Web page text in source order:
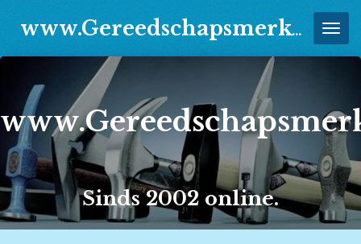
direct
hoofdinhoud
www.Gereedschapsmerken.Jouwweb.nl
Sinds 2002 online.